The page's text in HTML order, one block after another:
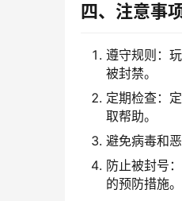
四、注意事
遵守规则：
被封禁。
定期检查：
取帮助。
避免病毒和
防止被封号
的预防措施。